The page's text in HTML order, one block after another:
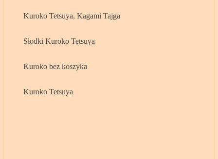
Kuroko Tetsuya, Kagami Tajga
Słodki Kuroko Tetsuya
Kuroko bez koszyka
Kuroko Tetsuya